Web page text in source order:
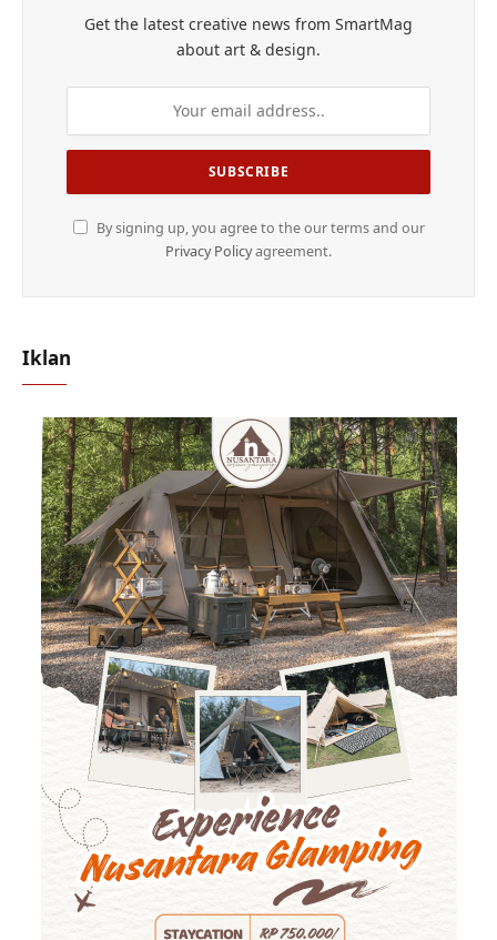
Get the latest creative news from SmartMag
about art & design.
By signing up, you agree to the our terms and our
Privacy Policyagreement.
Iklan